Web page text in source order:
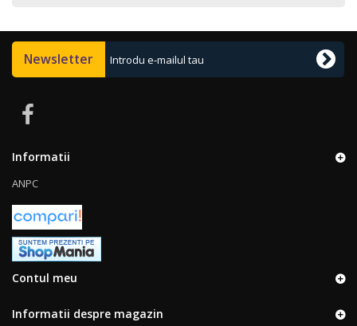
Newsletter
Informatii
ANPC
Contul meu
Informatii despre magazin